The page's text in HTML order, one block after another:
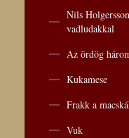
Nils
vadludakkal
Az ördög
Kukamese
Frakk a
Vuk